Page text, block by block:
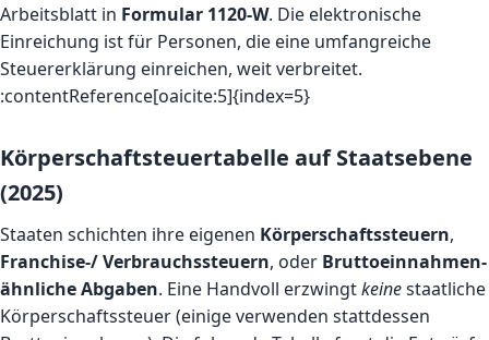
Arbeitsblatt in Formular 1120-W. Die elektronische
Einreichung ist für Personen, die eine umfangreiche
Steuererklärung einreichen, weit verbreitet.
:contentReference[oaicite:5]{index=5}
Körperschaftsteuertabelle auf Staatsebene
(2025)
Staaten schichten ihre eigenen Körperschaftssteuern,
Franchise-/ Verbrauchssteuern, oder Bruttoeinnahmen-
ähnliche Abgaben. Eine Handvoll erzwingtkeinestaatliche
Körperschaftssteuer (einige verwenden stattdessen